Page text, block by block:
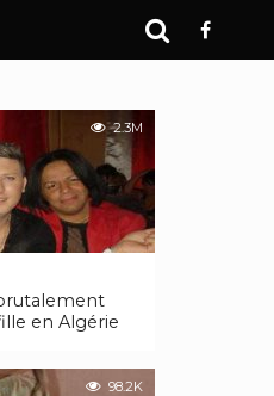
2.3M
en Algérie
98.2K